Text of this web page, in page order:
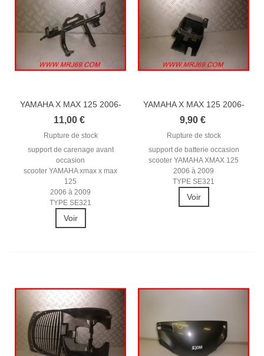
YAMAHA X MAX 125 2006-
2009...
11,00 €
Rupture de stock
support de carenage avant
occasion
scooter YAMAHA xmax x max
125
2006 à 2009
TYPE SE321
Voir
YAMAHA X MAX 125 2006-
2009...
9,90 €
Rupture de stock
support de batterie occasion
scooter YAMAHA XMAX 125
2006 à 2009
TYPE SE321
Voir